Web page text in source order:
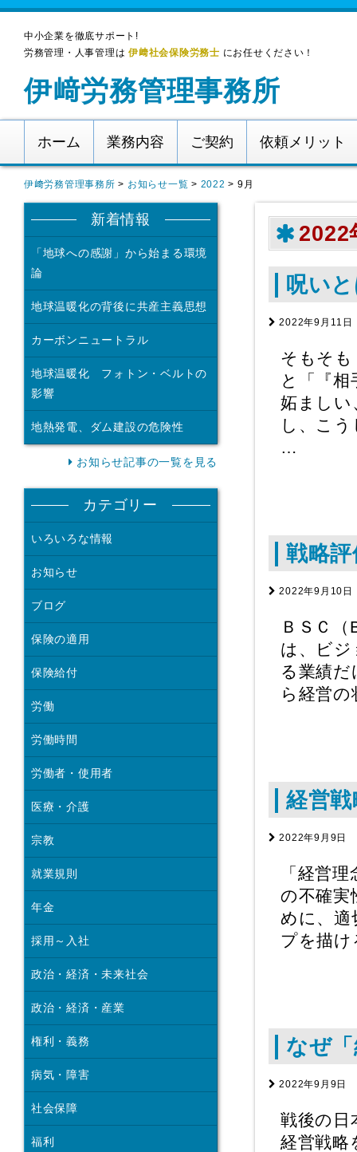
中小企業を徹底サポート!
労務管理・人事管理は伊﨑社会保険労務士 にお任せください！
伊﨑労務管理事務所
ホーム 業務内容 ご契約 依頼メリット
伊﨑労務管理事務所 > お知らせ一覧 > 2022 > 9月
2022
呪い
2022年9月11日
そもそ
と「『
妬まし
し、こ
…
戦略
2022年9月10日
ＢＳＣ
は、ビ
る業績
ら経営
経営
2022年9月9日
「経営
の不確実
めに、
プを描
なぜ
2022年9月9日
戦後の日
経営戦略
新着情報
「地球への感謝」から始まる環境
論
地球温暖化の背後に共産主義思想
カーボンニュートラル
地球温暖化 フォトン・ベルトの
影響
地熱発電、ダム建設の危険性
お知らせ記事の一覧を見る
カテゴリー
いろいろな情報
お知らせ
ブログ
保険の適用
保険給付
労働
労働時間
労働者・使用者
医療・介護
宗教
就業規則
年金
採用～入社
政治・経済・未来社会
政治・経済・産業
権利・義務
病気・障害
社会保障
福利